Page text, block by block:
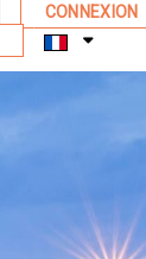
CONNEXION